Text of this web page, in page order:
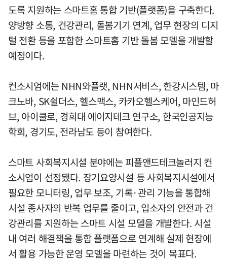
도록 지원하는 스마트홈 통합 기반(플랫폼)을 구축한다.
양방향 소통, 건강관리, 돌봄기기 연계, 업무 현장의 디지
털 전환 등을 포함한 스마트홈 기반 돌봄 모델을 개발할
예정이다.
컨소시엄에는 NHN와플랫, NHN서비스, 한강시스템, 마
크노바, SK쉴더스, 헬스맥스, 카카오헬스케어, 마인드허
브, 아이클로, 경희대 에이지테크 연구소, 한국인공지능
학회, 경기도, 전라남도 등이 참여한다.
스마트 사회복지시설 분야에는 피플앤드테크놀러지 컨
소시엄이 선정됐다. 장기요양시설 등 사회복지시설에서
필요한 모니터링, 업무 보조, 기록·관리 기능을 통합해
시설 종사자의 반복 업무를 줄이고, 입소자의 안전과 건
강관리를 지원하는 스마트 시설 모델을 개발한다. 시설
내 여러 해결책을 통합 플랫폼으로 연계해 실제 현장에
서 활용 가능한 운영 모델을 마련하는 것이 목표다.